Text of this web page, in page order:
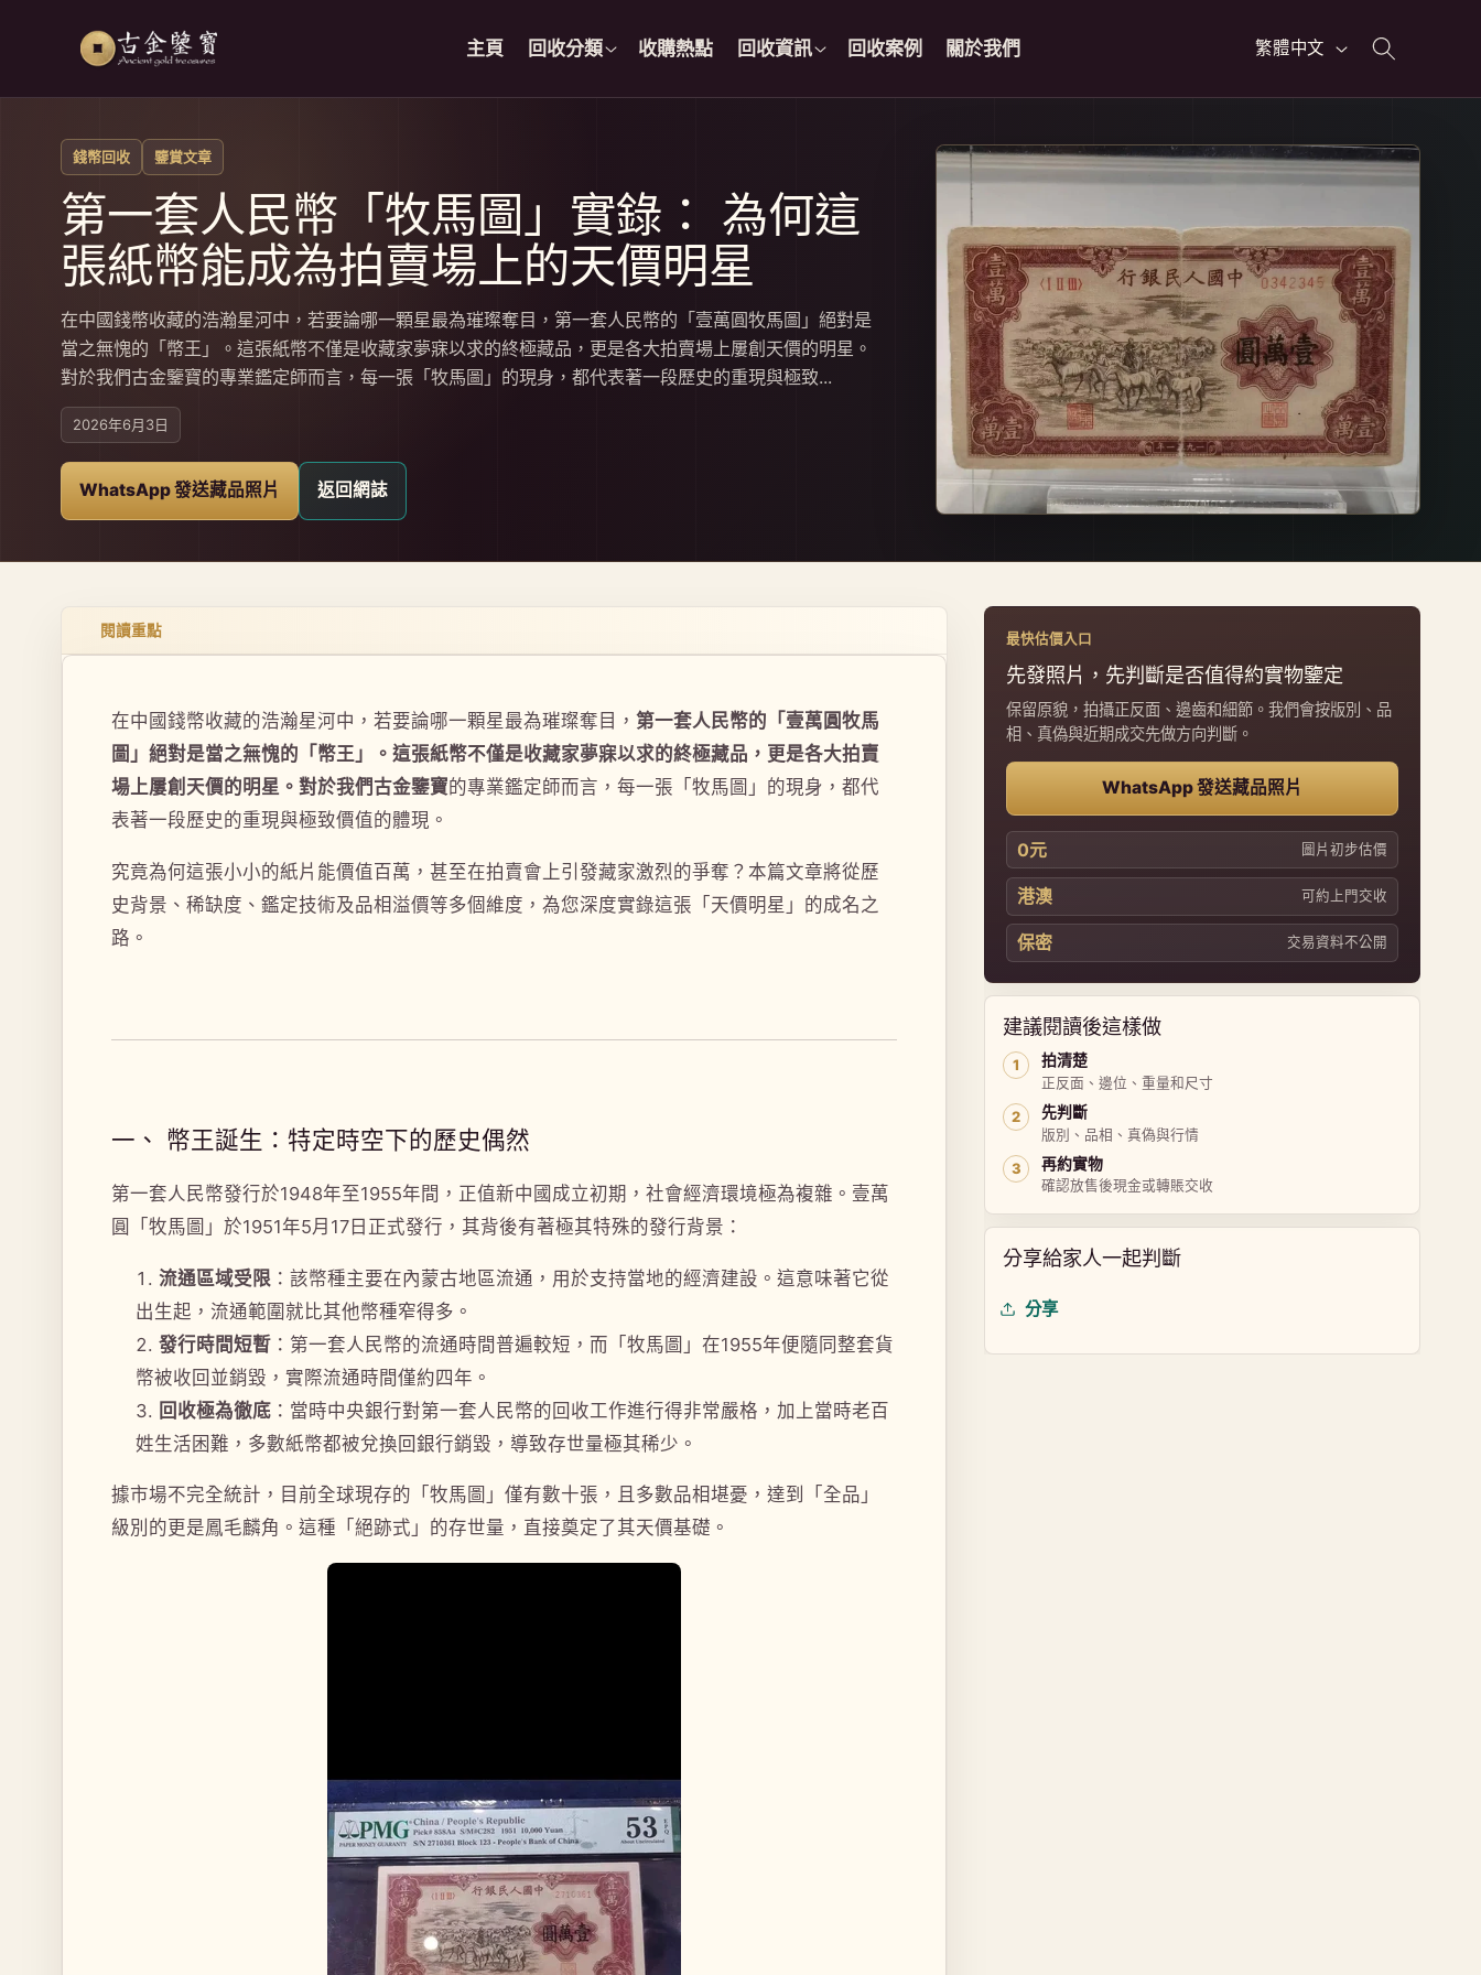
跳至內容
主頁 回收分類 收購熱點 回收資訊 回收案例 關於我們
語
繁體中文
錢幣回收 鑒賞文章
第一套人民幣「牧馬圖」實錄： 為何這
張紙幣能成為拍賣場上的天價明星
在中國錢幣收藏的浩瀚星河中，若要論哪一顆星最為璀璨奪目，第一套人民幣的「壹萬圓牧馬圖」絕對是
當之無愧的「幣王」。這張紙幣不僅是收藏家夢寐以求的終極藏品，更是各大拍賣場上屢創天價的明星。
對於我們古金鑒寶的專業鑑定師而言，每一張「牧馬圖」的現身，都代表著一段歷史的重現與極致...
2026年6月3日
WhatsApp 發送藏品照片 返回網誌
閱讀重點
在中國錢幣收藏的浩瀚星河中，若要論哪一顆星最為璀璨奪目， 第一套人民幣的「壹萬圓牧馬
圖」絕對是當之無愧的「幣王」。這張紙幣不僅是收藏家夢寐以求的終極藏品，更是各大拍賣
場上屢創天價的明星。對於我們古金鑒寶的專業鑑定師而言，每一張「牧馬圖」的現身，都代
表著一段歷史的重現與極致價值的體現。
究竟為何這張小小的紙片能價值百萬，甚至在拍賣會上引發藏家激烈的爭奪？本篇文章將從歷
史背景、稀缺度、鑑定技術及品相溢價等多個維度，為您深度實錄這張「天價明星」的成名之
路。
一、 幣王誕生：特定時空下的歷史偶然
第一套人民幣發行於1948年至1955年間，正值新中國成立初期，社會經濟環境極為複雜。壹萬
圓「牧馬圖」於1951年5月17日正式發行，其背後有著極其特殊的發行背景：
流通區域受限 ：該幣種主要在內蒙古地區流通，用於支持當地的經濟建設。這意味著它從
出生起，流通範圍就比其他幣種窄得多。
發行時間短暫 ：第一套人民幣的流通時間普遍較短，而「牧馬圖」在1955年便隨同整套貨
幣被收回並銷毀，實際流通時間僅約四年。
回收極為徹底 ：當時中央銀行對第一套人民幣的回收工作進行得非常嚴格，加上當時老百
姓生活困難，多數紙幣都被兌換回銀行銷毀，導致存世量極其稀少。
據市場不完全統計，目前全球現存的「牧馬圖」僅有數十張，且多數品相堪憂，達到「全品」
級別的更是鳳毛麟角。這種「絕跡式」的存世量，直接奠定了其天價基礎。
最快估價入口
先發照片，先判斷是否值得約實物鑒定
保留原貌，拍攝正反面、邊齒和細節。我們會按版別、品
相、真偽與近期成交先做方向判斷。
WhatsApp 發送藏品照片
0元 圖片初步估價
港澳 可約上門交收
保密 交易資料不公開
建議閱讀後這樣做
拍清楚
正反面、邊位、重量和尺寸
先判斷
版別、品相、真偽與行情
再約實物
確認放售後現金或轉賬交收
分享給家人一起判斷
分享